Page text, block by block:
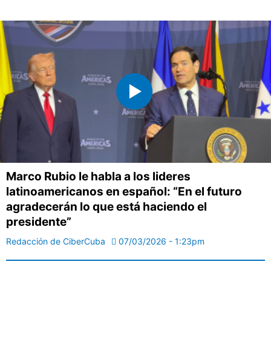
Marco Rubio le habla a los lideres
latinoamericanos en español: “En el futuro
agradecerán lo que está haciendo el
presidente”
Redacción de CiberCuba 07/03/2026 - 1:23pm